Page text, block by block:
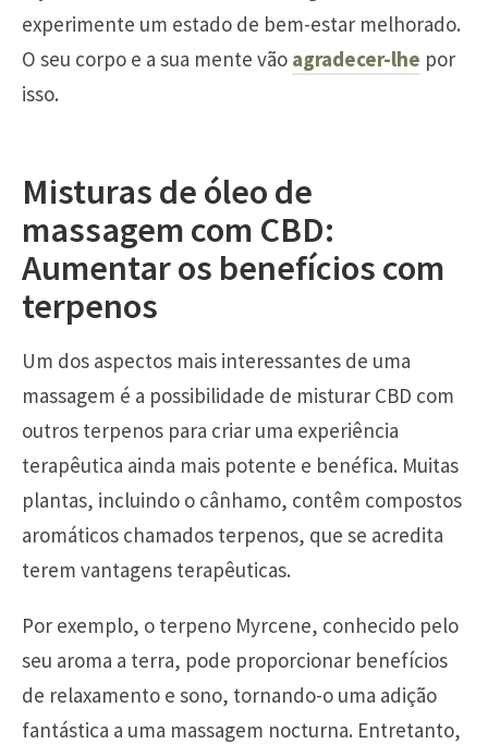
experimente um estado de bem-estar melhorado.
O seu corpo e a sua mente vão agradecer-lhe por
isso.
Misturas de óleo de
massagem com CBD:
Aumentar os benefícios com
terpenos
Um dos aspectos mais interessantes de uma
massagem é a possibilidade de misturar CBD com
outros terpenos para criar uma experiência
terapêutica ainda mais potente e benéfica. Muitas
plantas, incluindo o cânhamo, contêm compostos
aromáticos chamados terpenos, que se acredita
terem vantagens terapêuticas.
Por exemplo, o terpeno Myrcene, conhecido pelo
seu aroma a terra, pode proporcionar benefícios
de relaxamento e sono, tornando-o uma adição
fantástica a uma massagem nocturna. Entretanto,